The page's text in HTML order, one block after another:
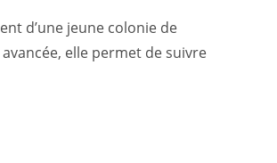
d’une jeune colonie de
elle permet de suivre